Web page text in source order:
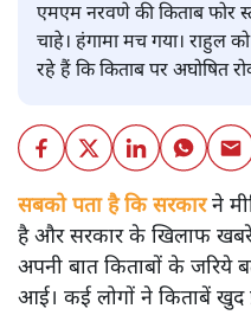
एमएम नरवणे की किताब फोर
चाहे। हंगामा मच गया। राहुल
रहे हैं कि किताब पर अघोषित
सबको पता है कि सरकारने
है और सरकार के खिलाफ
अपनी बात किताबों के जरिये
आई। कई लोगों ने किताबें खुद